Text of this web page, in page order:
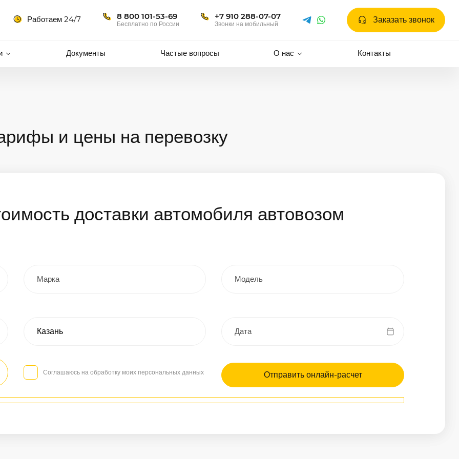
Работаем 24/7 8 800 101-53-69
Бесплатно по России
+7 910 288-07-07
Звонки на мобильный Заказать звонок
Документы Частые вопросы О нас Контакты
и цены на перевозку
доставки автомобиля автовозом
Соглашаюсь на обработку моих персональных данных